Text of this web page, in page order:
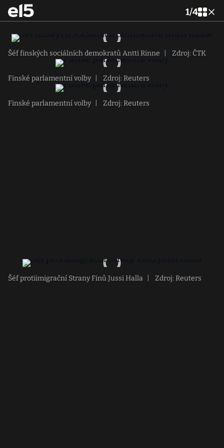
1/4
Šéf finských sociálních demokratů Antti Rinne Zdroj: ČTK
Finské parlamentní volby Zdroj: Reuters
Finské parlamentní volby Zdroj: Reuters
Šéf protiimigrační Strany Finů Jussi Halla Zdroj: Reuters